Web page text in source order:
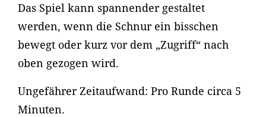
Das Spiel kann spannender gestaltet
werden, wenn die Schnur ein bisschen
bewegt oder kurz vor dem „Zugriff“ nach
oben gezogen wird.
Ungefährer Zeitaufwand: Pro Runde circa 5
Minuten.